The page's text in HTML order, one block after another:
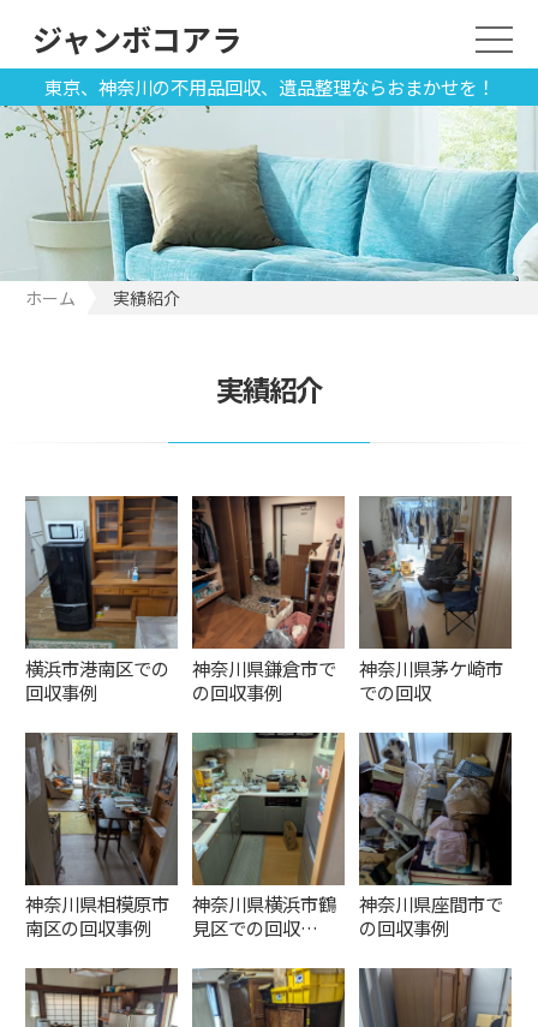
東京、神奈川の不用品回収、遺品整理ならおまかせを！
ジャンボコアラ
ホーム 実績紹介
実績紹介
横浜市港南区での
回収事例
神奈川県鎌倉市で
の回収事例
神奈川県茅ケ崎市
での回収
神奈川県相模原市
南区の回収事例
神奈川県横浜市鶴
見区での回収…
神奈川県座間市で
の回収事例